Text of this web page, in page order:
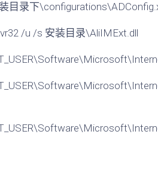
目录下
/u /s 安装目录\AliIMExt.dll